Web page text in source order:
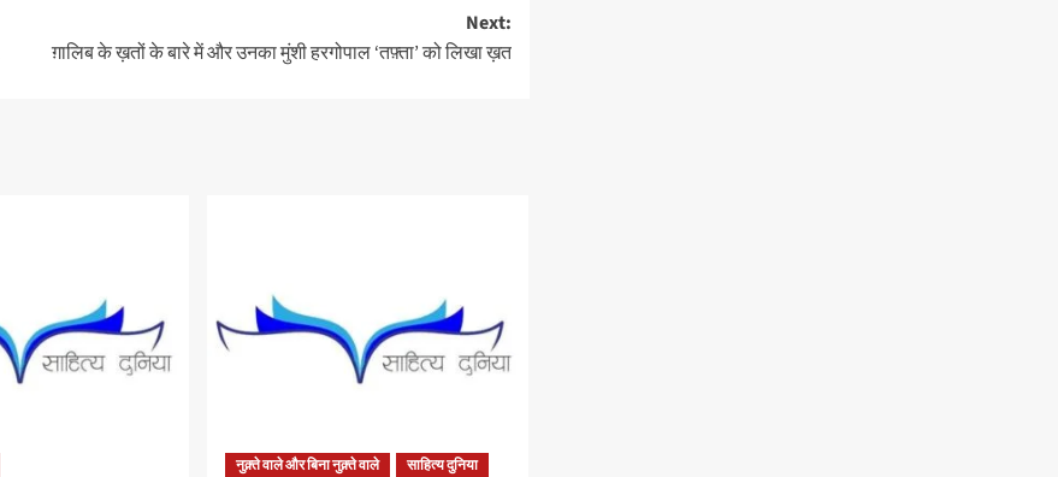
Next:
ग़ालिब के ख़तों के बारे में और उनका मुंशी हरगोपाल ‘तफ़्ता’ को लिखा ख़त
नुक़्ते वाले और बिना नुक़्ते वाले साहित्य दुनिया